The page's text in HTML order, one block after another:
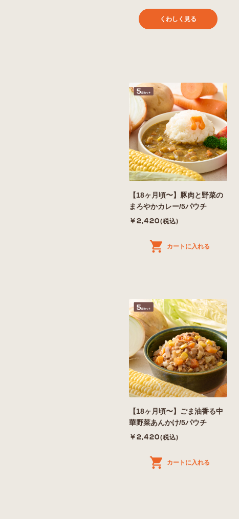
くわしく見る
【18ヶ月頃〜】豚肉と野菜の
まろやかカレー/5パウチ
￥2,420(税込)
カートに入れる
【18ヶ月頃〜】ごま油香る中
華野菜あんかけ/5パウチ
￥2,420(税込)
カートに入れる